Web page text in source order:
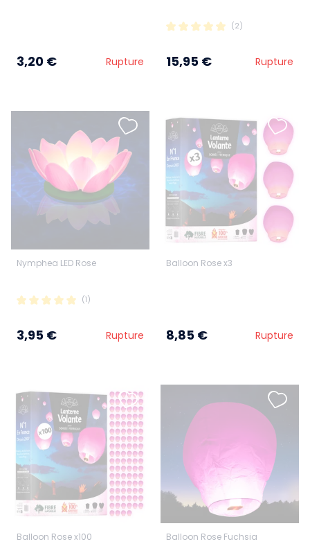
3,20 € Rupture
(2)
15,95 € Rupture
Nymphea LED Rose
(1)
3,95 € Rupture
Balloon Rose x3
8,85 € Rupture
Balloon Rose x100 Balloon Rose Fuchsia